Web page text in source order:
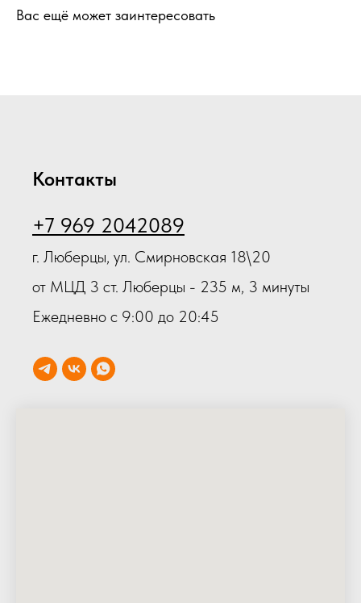
Вас ещё может заинтересовать
Контакты
+7 969 2042089
г. Люберцы, ул. Смирновская 18\20
от МЦД 3 ст. Люберцы - 235 м, 3 минуты
Ежедневно с 9:00 до 20:45